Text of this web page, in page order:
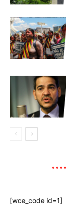
[wce_code id=1]